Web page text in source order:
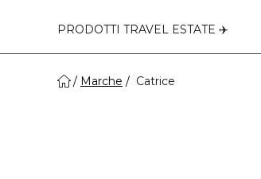
PRODOTTI TRAVEL ESTATE ✈️
Marche Catrice